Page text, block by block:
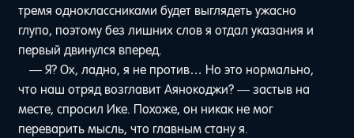
тремя одноклассниками будет выглядеть ужасно
глупо, поэтому без лишних слов я отдал указания и
первый двинулся вперед.
— Я? Ох, ладно, я не против… Но это нормально,
что наш отряд возглавит Аянокоджи? — застыв на
месте, спросил Ике. Похоже, он никак не мог
переварить мысль, что главным стану я.